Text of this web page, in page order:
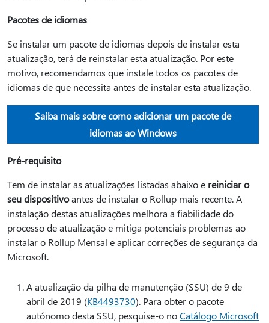
Pacotes de idiomas
Se instalar um pacote de idiomas depois de instalar esta
atualização, terá de reinstalar esta atualização. Por este
motivo, recomendamos que instale todos os pacotes de
idiomas de que necessita antes de instalar esta atualização.
Saiba mais sobre como adicionar um pacote de
idiomas ao Windows
Pré-requisito
Tem de instalar as atualizações listadas abaixo e reiniciar o
seu dispositivoantes de instalar o Rollup mais recente. A
instalação destas atualizações melhora a fiabilidade do
processo de atualização e mitiga potenciais problemas ao
instalar o Rollup Mensal e aplicar correções de segurança da
Microsoft.
A atualização da pilha de manutenção (SSU) de 9 de
abril de 2019 (KB4493730). Para obter o pacote
autónomo desta SSU, pesquise-o noCatálogo Microsoft